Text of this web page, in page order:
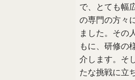
で、とても幅
の専門の方々
ました。その
もに、研修の
介します。そ
たな挑戦に立